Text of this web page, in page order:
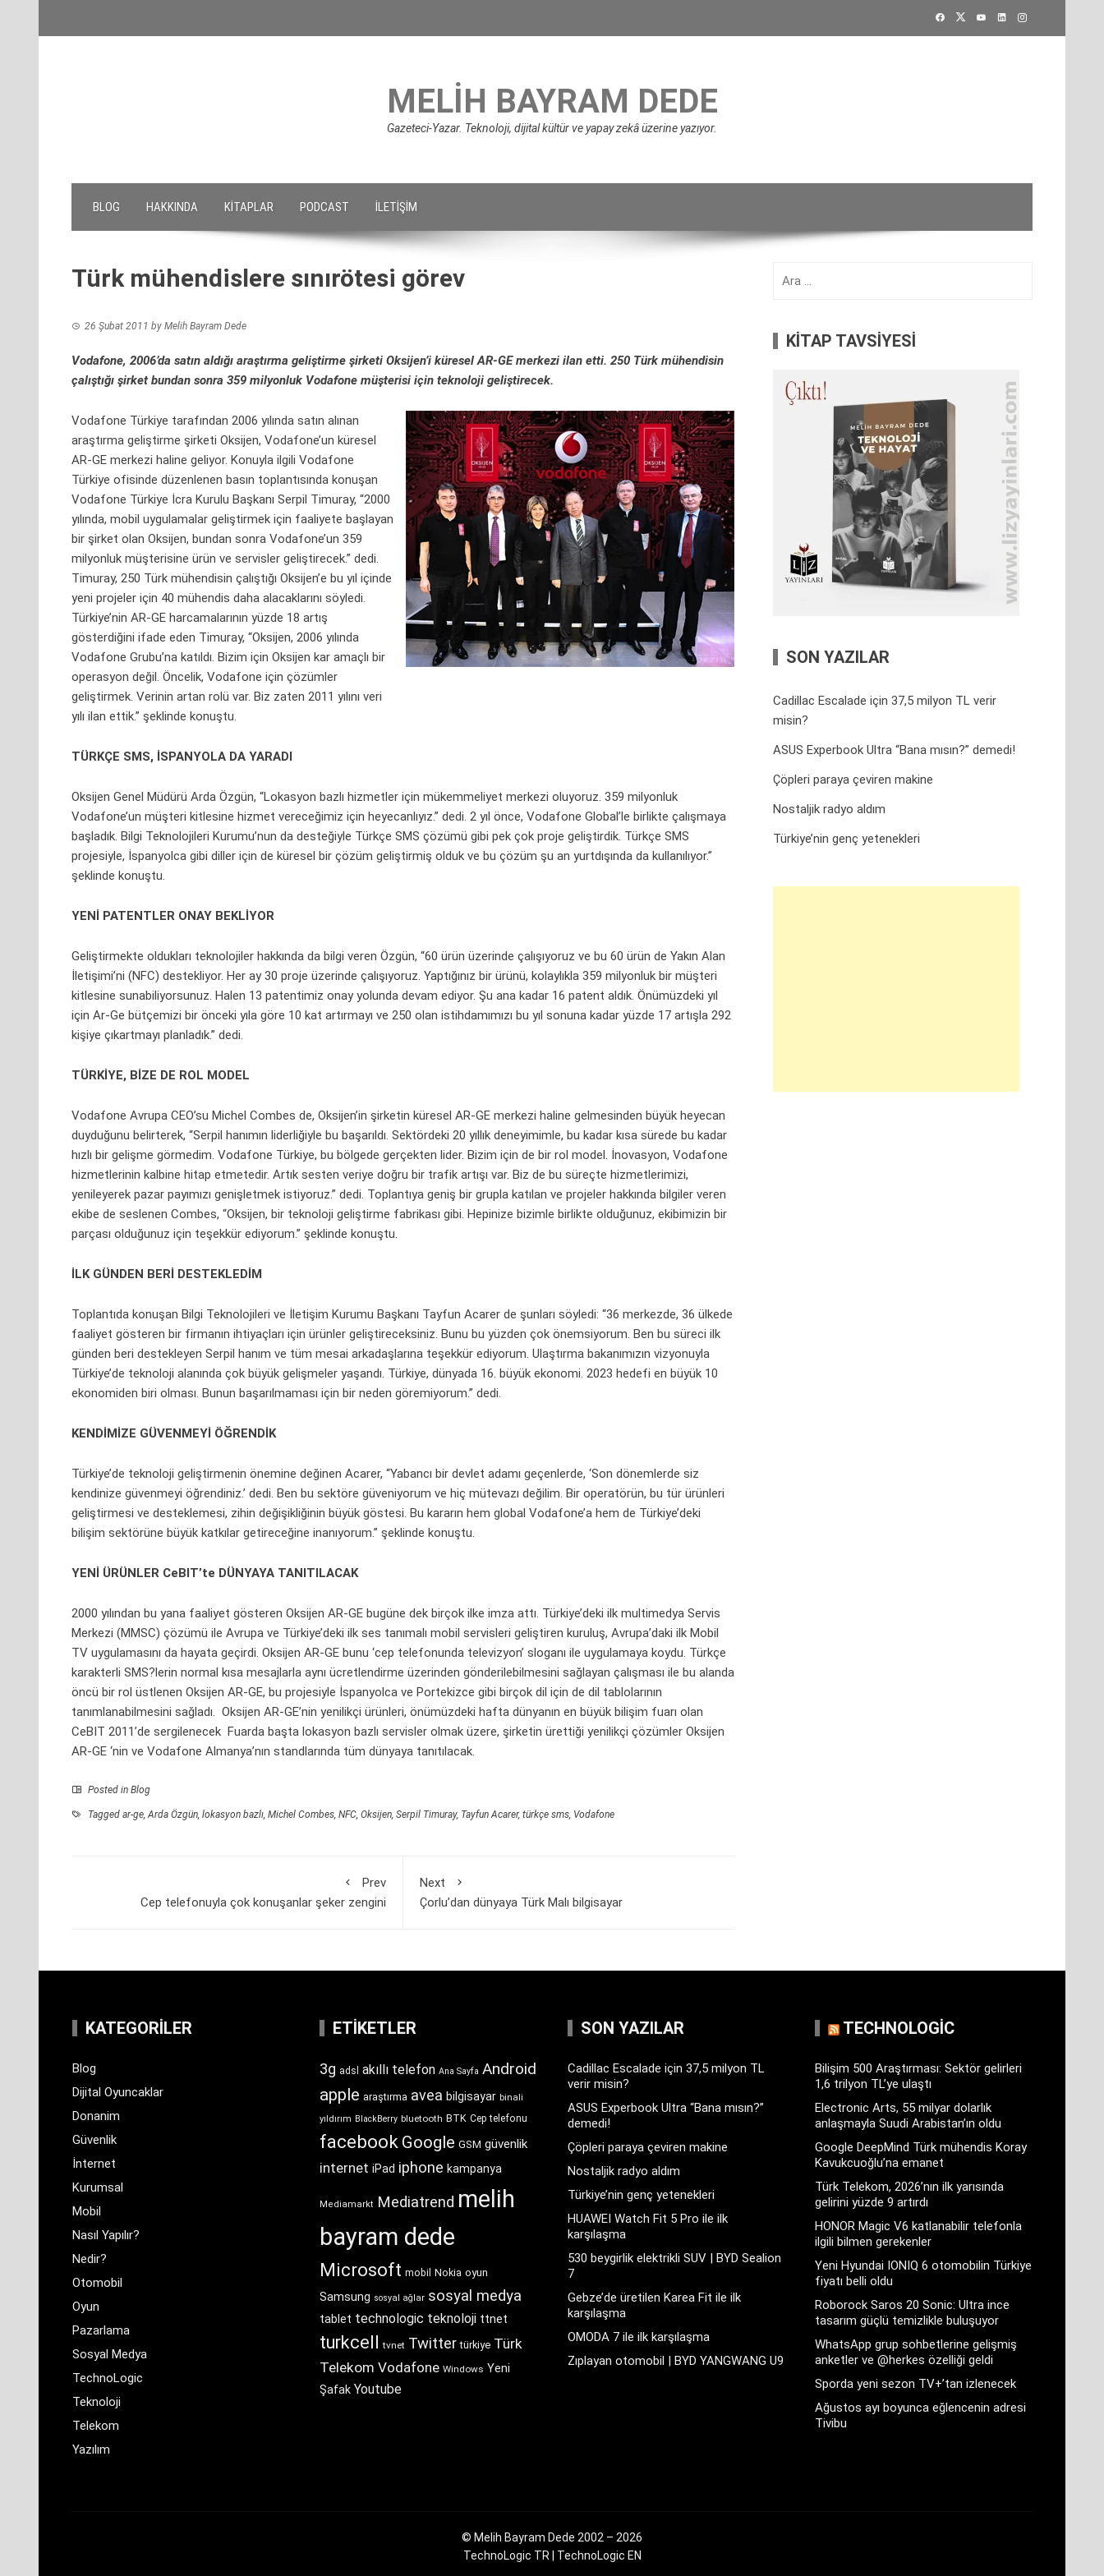
MELIH BAYRAM DEDE
Gazeteci-Yazar. Teknoloji, dijital kültür ve yapay zekâ üzerine yazıyor.
BLOG HAKKINDA KITAPLAR PODCAST İLETIŞIM
Türk mühendislere sınırötesi görev
26 Şubat 2011 by Melih Bayram Dede
Vodafone, 2006’da satın aldığı araştırma geliştirme şirketi Oksijen’i küresel AR-GE merkezi ilan etti. 250 Türk mühendisin
çalıştığı şirket bundan sonra 359 milyonluk Vodafone müşterisi için teknoloji geliştirecek.
Vodafone Türkiye tarafından 2006 yılında satın alınan
araştırma geliştirme şirketi Oksijen, Vodafone’un küresel
AR-GE merkezi haline geliyor. Konuyla ilgili Vodafone
Türkiye ofisinde düzenlenen basın toplantısında konuşan
Vodafone Türkiye İcra Kurulu Başkanı Serpil Timuray, “2000
yılında, mobil uygulamalar geliştirmek için faaliyete başlayan
bir şirket olan Oksijen, bundan sonra Vodafone’un 359
milyonluk müşterisine ürün ve servisler geliştirecek.” dedi.
Timuray, 250 Türk mühendisin çalıştığı Oksijen’e bu yıl içinde
yeni projeler için 40 mühendis daha alacaklarını söyledi.
Türkiye’nin AR-GE harcamalarının yüzde 18 artış
gösterdiğini ifade eden Timuray, “Oksijen, 2006 yılında
Vodafone Grubu’na katıldı. Bizim için Oksijen kar amaçlı bir
operasyon değil. Öncelik, Vodafone için çözümler
geliştirmek. Verinin artan rolü var. Biz zaten 2011 yılını veri
yılı ilan ettik.” şeklinde konuştu.
TÜRKÇE SMS, İSPANYOLA DA YARADI
Oksijen Genel Müdürü Arda Özgün, “Lokasyon bazlı hizmetler için mükemmeliyet merkezi oluyoruz. 359 milyonluk
Vodafone’un müşteri kitlesine hizmet vereceğimiz için heyecanlıyız.” dedi. 2 yıl önce, Vodafone Global’le birlikte çalışmaya
başladık. Bilgi Teknolojileri Kurumu’nun da desteğiyle Türkçe SMS çözümü gibi pek çok proje geliştirdik. Türkçe SMS
projesiyle, İspanyolca gibi diller için de küresel bir çözüm geliştirmiş olduk ve bu çözüm şu an yurtdışında da kullanılıyor.”
şeklinde konuştu.
YENİ PATENTLER ONAY BEKLİYOR
Geliştirmekte oldukları teknolojiler hakkında da bilgi veren Özgün, “60 ürün üzerinde çalışıyoruz ve bu 60 ürün de Yakın Alan
İletişimi’ni (NFC) destekliyor. Her ay 30 proje üzerinde çalışıyoruz. Yaptığınız bir ürünü, kolaylıkla 359 milyonluk bir müşteri
kitlesine sunabiliyorsunuz. Halen 13 patentimiz onay yolunda devam ediyor. Şu ana kadar 16 patent aldık. Önümüzdeki yıl
için Ar-Ge bütçemizi bir önceki yıla göre 10 kat artırmayı ve 250 olan istihdamımızı bu yıl sonuna kadar yüzde 17 artışla 292
kişiye çıkartmayı planladık.” dedi.
TÜRKİYE, BİZE DE ROL MODEL
Vodafone Avrupa CEO’su Michel Combes de, Oksijen’in şirketin küresel AR-GE merkezi haline gelmesinden büyük heyecan
duyduğunu belirterek, “Serpil hanımın liderliğiyle bu başarıldı. Sektördeki 20 yıllık deneyimimle, bu kadar kısa sürede bu kadar
hızlı bir gelişme görmedim. Vodafone Türkiye, bu bölgede gerçekten lider. Bizim için de bir rol model. İnovasyon, Vodafone
hizmetlerinin kalbine hitap etmetedir. Artık sesten veriye doğru bir trafik artışı var. Biz de bu süreçte hizmetlerimizi,
yenileyerek pazar payımızı genişletmek istiyoruz.” dedi. Toplantıya geniş bir grupla katılan ve projeler hakkında bilgiler veren
ekibe de seslenen Combes, “Oksijen, bir teknoloji geliştirme fabrikası gibi. Hepinize bizimle birlikte olduğunuz, ekibimizin bir
parçası olduğunuz için teşekkür ediyorum.” şeklinde konuştu.
İLK GÜNDEN BERİ DESTEKLEDİM
Toplantıda konuşan Bilgi Teknolojileri ve İletişim Kurumu Başkanı Tayfun Acarer de şunları söyledi: “36 merkezde, 36 ülkede
faaliyet gösteren bir firmanın ihtiyaçları için ürünler geliştireceksiniz. Bunu bu yüzden çok önemsiyorum. Ben bu süreci ilk
günden beri destekleyen Serpil hanım ve tüm mesai arkadaşlarına teşekkür ediyorum. Ulaştırma bakanımızın vizyonuyla
Türkiye’de teknoloji alanında çok büyük gelişmeler yaşandı. Türkiye, dünyada 16. büyük ekonomi. 2023 hedefi en büyük 10
ekonomiden biri olması. Bunun başarılmaması için bir neden göremiyorum.” dedi.
KENDİMİZE GÜVENMEYİ ÖĞRENDİK
Türkiye’de teknoloji geliştirmenin önemine değinen Acarer, “Yabancı bir devlet adamı geçenlerde, ‘Son dönemlerde siz
kendinize güvenmeyi öğrendiniz.’ dedi. Ben bu sektöre güveniyorum ve hiç mütevazı değilim. Bir operatörün, bu tür ürünleri
geliştirmesi ve desteklemesi, zihin değişikliğinin büyük göstesi. Bu kararın hem global Vodafone’a hem de Türkiye’deki
bilişim sektörüne büyük katkılar getireceğine inanıyorum.” şeklinde konuştu.
YENİ ÜRÜNLER CeBIT’te DÜNYAYA TANITILACAK
2000 yılından bu yana faaliyet gösteren Oksijen AR-GE bugüne dek birçok ilke imza attı. Türkiye’deki ilk multimedya Servis
Merkezi (MMSC) çözümü ile Avrupa ve Türkiye’deki ilk ses tanımalı mobil servisleri geliştiren kuruluş, Avrupa’daki ilk Mobil
TV uygulamasını da hayata geçirdi. Oksijen AR-GE bunu ‘cep telefonunda televizyon’ sloganı ile uygulamaya koydu. Türkçe
karakterli SMS?lerin normal kısa mesajlarla aynı ücretlendirme üzerinden gönderilebilmesini sağlayan çalışması ile bu alanda
öncü bir rol üstlenen Oksijen AR-GE, bu projesiyle İspanyolca ve Portekizce gibi birçok dil için de dil tablolarının
tanımlanabilmesini sağladı. Oksijen AR-GE’nin yenilikçi ürünleri, önümüzdeki hafta dünyanın en büyük bilişim fuarı olan
CeBIT 2011’de sergilenecek Fuarda başta lokasyon bazlı servisler olmak üzere, şirketin ürettiği yenilikçi çözümler Oksijen
AR-GE ‘nin ve Vodafone Almanya’nın standlarında tüm dünyaya tanıtılacak.
Posted in Blog
Tagged ar-ge,Arda Özgün, lokasyon bazlı, Michel Combes, NFC, Oksijen, Serpil Timuray, Tayfun Acarer, türkçe sms, Vodafone
Prev
Cep telefonuyla çok konuşanlar şeker zengini
Next
Çorlu’dan dünyaya Türk Malı bilgisayar
KİTAP TAVSİYESİ
SON YAZILAR
Cadillac Escalade için 37,5 milyon TL verir
misin?
ASUS Experbook Ultra “Bana mısın?” demedi!
Çöpleri paraya çeviren makine
Nostaljik radyo aldım
Türkiye’nin genç yetenekleri
KATEGORILER
Blog
Dijital Oyuncaklar
Donanim
Güvenlik
İnternet
Kurumsal
Mobil
Nasıl Yapılır?
Nedir?
Otomobil
Oyun
Pazarlama
Sosyal Medya
TechnoLogic
Teknoloji
Telekom
Yazılım
ETIKETLER
3g adsl akıllı telefon Ana Sayfa Android
apple araştırma avea bilgisayar binali
yıldırım BlackBerry bluetooth BTK Cep telefonu
facebook Google GSM güvenlik
internet iPad iphone kampanya
Mediamarkt Mediatrend melih
bayram dede
Microsoft mobil Nokia oyun
Samsung sosyal ağlar sosyal medya
tablet technologic teknoloji ttnet
turkcell tvnet Twitter türkiye Türk
Telekom Vodafone Windows Yeni
Şafak Youtube
SON YAZILAR
Cadillac Escalade için 37,5 milyon TL
verir misin?
ASUS Experbook Ultra “Bana mısın?”
demedi!
Çöpleri paraya çeviren makine
Nostaljik radyo aldım
Türkiye’nin genç yetenekleri
HUAWEI Watch Fit 5 Pro ile ilk
karşılaşma
530 beygirlik elektrikli SUV | BYD Sealion
7
Gebze’de üretilen Karea Fit ile ilk
karşılaşma
OMODA 7 ile ilk karşılaşma
Zıplayan otomobil | BYD YANGWANG U9
TECHNOLOGIC
Bilişim 500 Araştırması: Sektör gelirleri
1,6 trilyon TL’ye ulaştı
Electronic Arts, 55 milyar dolarlık
anlaşmayla Suudi Arabistan’ın oldu
Google DeepMind Türk mühendis Koray
Kavukcuoğlu’na emanet
Türk Telekom, 2026’nın ilk yarısında
gelirini yüzde 9 artırdı
HONOR Magic V6 katlanabilir telefonla
ilgili bilmen gerekenler
Yeni Hyundai IONIQ 6 otomobilin Türkiye
fiyatı belli oldu
Roborock Saros 20 Sonic: Ultra ince
tasarım güçlü temizlikle buluşuyor
WhatsApp grup sohbetlerine gelişmiş
anketler ve @herkes özelliği geldi
Sporda yeni sezon TV+’tan izlenecek
Ağustos ayı boyunca eğlencenin adresi
Tivibu
© Melih Bayram Dede 2002 – 2026
TechnoLogic TR
TechnoLogic EN